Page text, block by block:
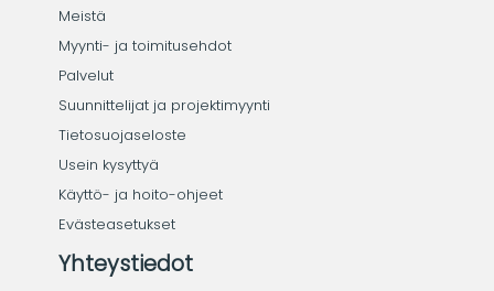
Meistä
Myynti- ja toimitusehdot
Palvelut
Suunnittelijat ja projektimyynti
Tietosuojaseloste
Usein kysyttyä
Käyttö- ja hoito-ohjeet
Evästeasetukset
Yhteystiedot